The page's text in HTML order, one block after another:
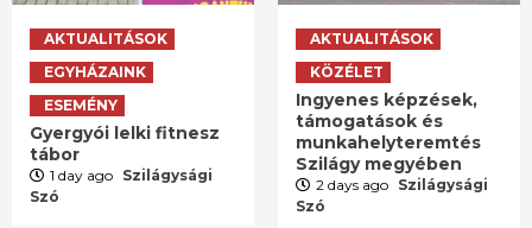
AKTUALITÁSOK
EGYHÁZAINK
ESEMÉNY
Gyergyói lelki fitnesz
tábor
1 day ago Szilágysági
Szó
AKTUALITÁSOK
KÖZÉLET
Ingyenes képzések,
támogatások és
munkahelyteremtés
Szilágy megyében
2 days ago Szilágysági
Szó